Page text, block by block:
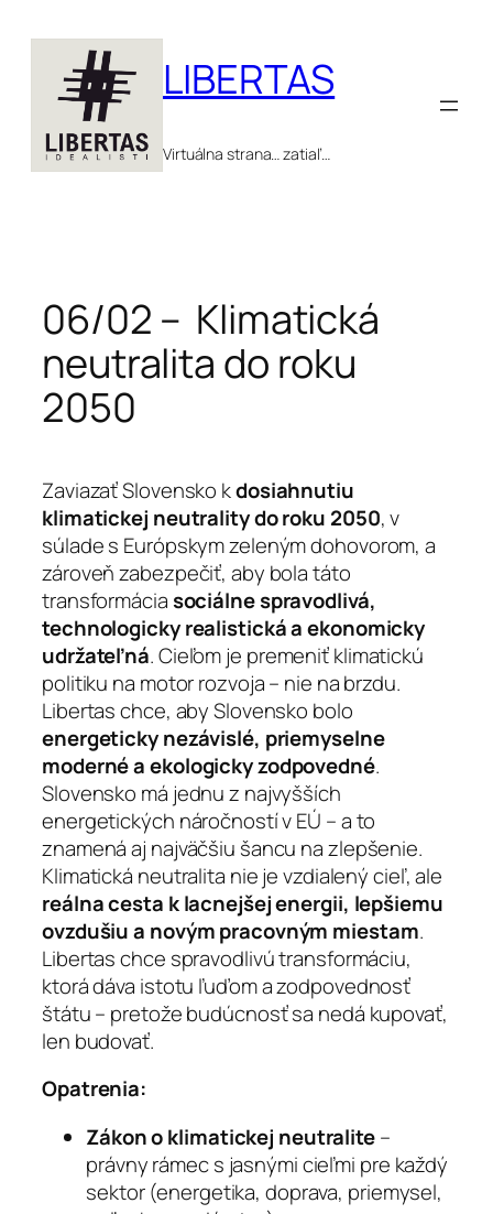
obsah
LIBERTAS
Virtuálna strana… zatiaľ…
06/02 – Klimatická
neutralita do roku
2050
Zaviazať Slovensko kdosiahnutiu
klimatickej neutrality do roku 2050, v
súlade s Európskym zeleným dohovorom, a
zároveň zabezpečiť, aby bola táto
transformáciasociálne spravodlivá,
technologicky realistická a ekonomicky
udržateľná. Cieľom je premeniť klimatickú
politiku na motor rozvoja – nie na brzdu.
Libertas chce, aby Slovensko bolo
energeticky nezávislé, priemyselne
moderné a ekologicky zodpovedné.
Slovensko má jednu z najvyšších
energetických náročností v EÚ – a to
znamená aj najväčšiu šancu na zlepšenie.
Klimatická neutralita nie je vzdialený cieľ, ale
reálna cesta k lacnejšej energii, lepšiemu
ovzdušiu a novým pracovným miestam.
Libertas chce spravodlivú transformáciu,
ktorá dáva istotu ľuďom a zodpovednosť
štátu – pretože budúcnosť sa nedá kupovať,
len budovať.
Opatrenia:
Zákon o klimatickej neutralite–
právny rámec s jasnými cieľmi pre každý
sektor (energetika, doprava, priemysel,